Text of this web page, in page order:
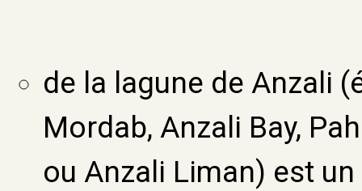
de la lagune de Anzali
Mordab, Anzali Bay,
ou Anzali Liman) est